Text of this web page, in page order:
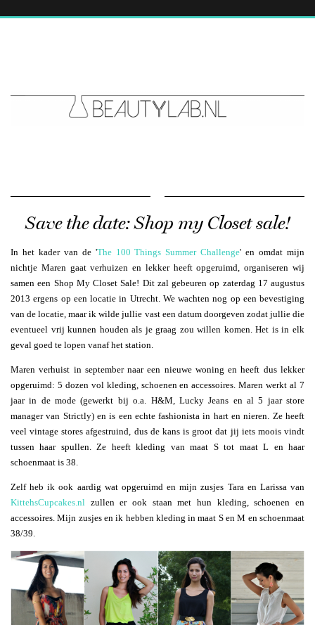
Save the date: Shop my Closet sale!
In het kader van de 'The 100 Things Summer Challenge' en omdat mijn
nichtje Maren gaat verhuizen en lekker heeft opgeruimd, organiseren wij
samen een Shop My Closet Sale! Dit zal gebeuren op zaterdag 17 augustus
2013 ergens op een locatie in Utrecht. We wachten nog op een bevestiging
van de locatie, maar ik wilde jullie vast een datum doorgeven zodat jullie die
eventueel vrij kunnen houden als je graag zou willen komen. Het is in elk
geval goed te lopen vanaf het station.
Maren verhuist in september naar een nieuwe woning en heeft dus lekker
opgeruimd: 5 dozen vol kleding, schoenen en accessoires. Maren werkt al 7
jaar in de mode (gewerkt bij o.a. H&M, Lucky Jeans en al 5 jaar store
manager van Strictly) en is een echte fashionista in hart en nieren. Ze heeft
veel vintage stores afgestruind, dus de kans is groot dat jij iets moois vindt
tussen haar spullen. Ze heeft kleding van maat S tot maat L en haar
schoenmaat is 38.
Zelf heb ik ook aardig wat opgeruimd en mijn zusjes Tara en Larissa van
KittehsCupcakes.nl zullen er ook staan met hun kleding, schoenen en
accessoires. Mijn zusjes en ik hebben kleding in maat S en M en schoenmaat
38/39.